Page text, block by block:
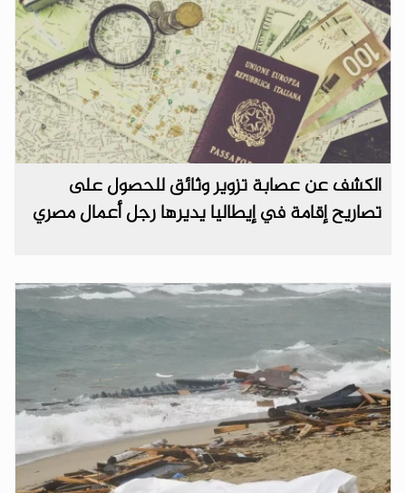
الكشف عن عصابة تزوير وثائق للحصول على
تصاريح إقامة في إيطاليا يديرها رجل أعمال مصري